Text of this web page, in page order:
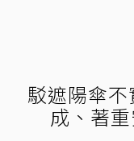
駁遮陽傘
成、著